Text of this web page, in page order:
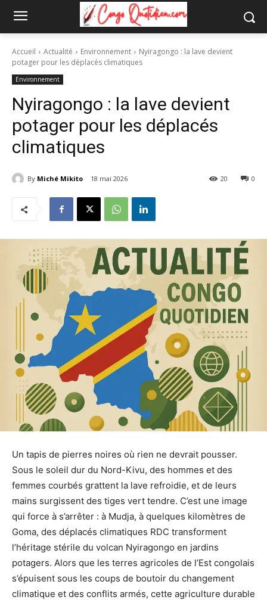
Accueil Actualité Environnement
Nyiragongo : la lave devient
potager pour les déplacés climatiques
Environnement
Nyiragongo : la lave devient
potager pour les déplacés
climatiques
By Miché Mikito 18 mai 2026 0
20
Un tapis de pierres noires où rien ne devrait pousser.
Sous le soleil dur du Nord-Kivu, des hommes et des
femmes courbés grattent la lave refroidie, et de leurs
mains surgissent des tiges vert tendre. C’est une image
qui force à s’arrêter : à Mudja, à quelques kilomètres de
Goma, des déplacés climatiques RDC transforment
l’héritage stérile du volcan Nyiragongo en jardins
potagers. Alors que les terres agricoles de l’Est congolais
s’épuisent sous les coups de boutoir du changement
climatique et des conflits armés, cette agriculture durable